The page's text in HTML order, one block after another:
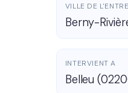
VILLE DE
Berny-
INTERVIENT A
Belleu